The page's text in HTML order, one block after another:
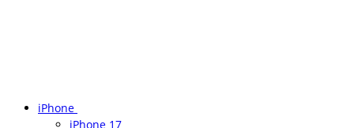
iPhone
iPhone 17